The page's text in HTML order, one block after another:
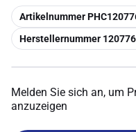
Kopieren
Artikelnummer
Kopieren
Herstellernummer
Melden Sie sich an, um
anzuzeigen